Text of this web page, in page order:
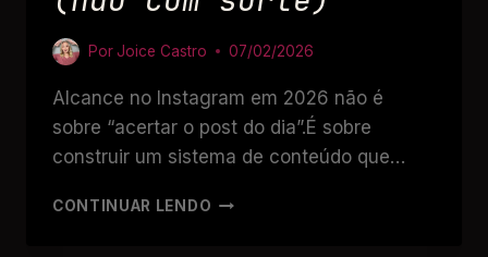
Por Joice Castro 07/02/2026
Alcance no Instagram em 2026 não é
sobre “acertar o post do dia”.É sobre
construir um sistema de conteúdo que…
CONTINUAR LENDO